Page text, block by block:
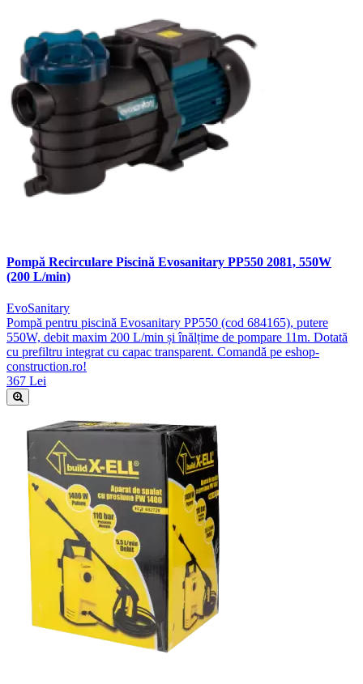
Pompă Recirculare Piscină Evosanitary PP550 2081, 550W
(200 L/min)
EvoSanitary
Pompă pentru piscină Evosanitary PP550 (cod 684165), putere
550W, debit maxim 200 L/min și înălțime de pompare 11m. Dotată
cu prefiltru integrat cu capac transparent. Comandă pe eshop-
construction.ro!
367 Lei